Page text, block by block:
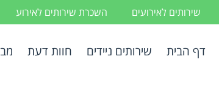
שירותים לאירועים השכרת שירותים לאירוע
דף הבית שירותים ניידים חוות דעת